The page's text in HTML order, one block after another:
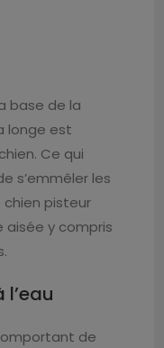
base de la
longe est
Ce qui
s’emmêler les
chien pisteur
y compris
de